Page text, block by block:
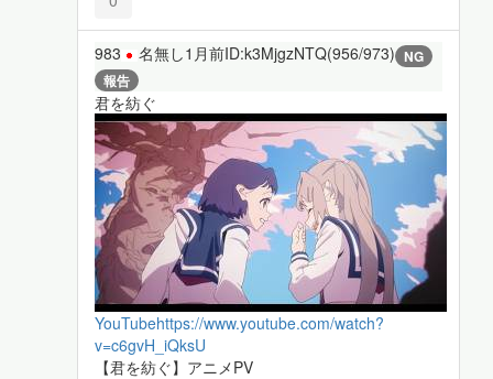
983 名無し1月前ID:k3MjgzNTQ(956/973) NG
報告
君を紡ぐ
YouTubehttps://www.youtube.com/watch?
v=c6gvH_iQksU
【君を紡ぐ】アニメPV